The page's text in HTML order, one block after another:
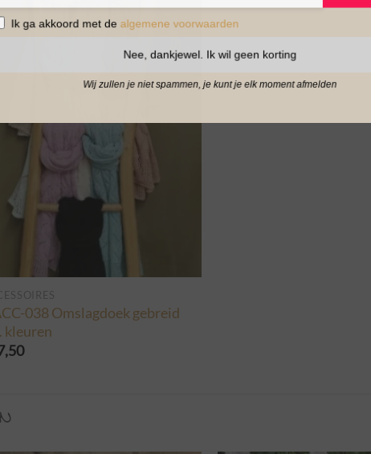
038 Omslagdoek gebreid
kleuren
Ik ga akkoord met de algemene voorwaarden
Nee, dankjewel. Ik wil geen korting
Wij zullen je niet spammen, je kunt je elk moment afmelden